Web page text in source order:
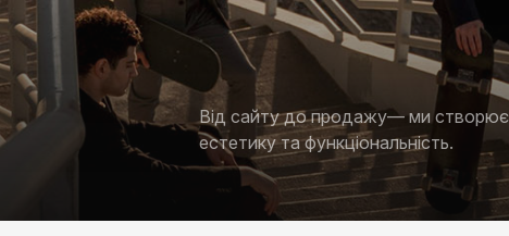
Від сайту до продажу— ми
естетику та функціональність.